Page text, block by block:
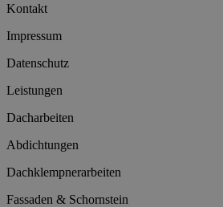
Kontakt
Impressum
Datenschutz
Leistungen
Dacharbeiten
Abdichtungen
Dachklempnerarbeiten
Fassaden & Schornstein